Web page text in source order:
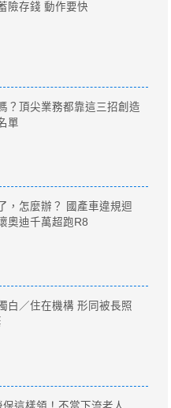
險存錢 動作要快
？頂尖業務都靠這三招創造
單
，怎麼辦？ 國產車違規迴
奧迪千萬超跑R8
白／住在機構 形同被長照